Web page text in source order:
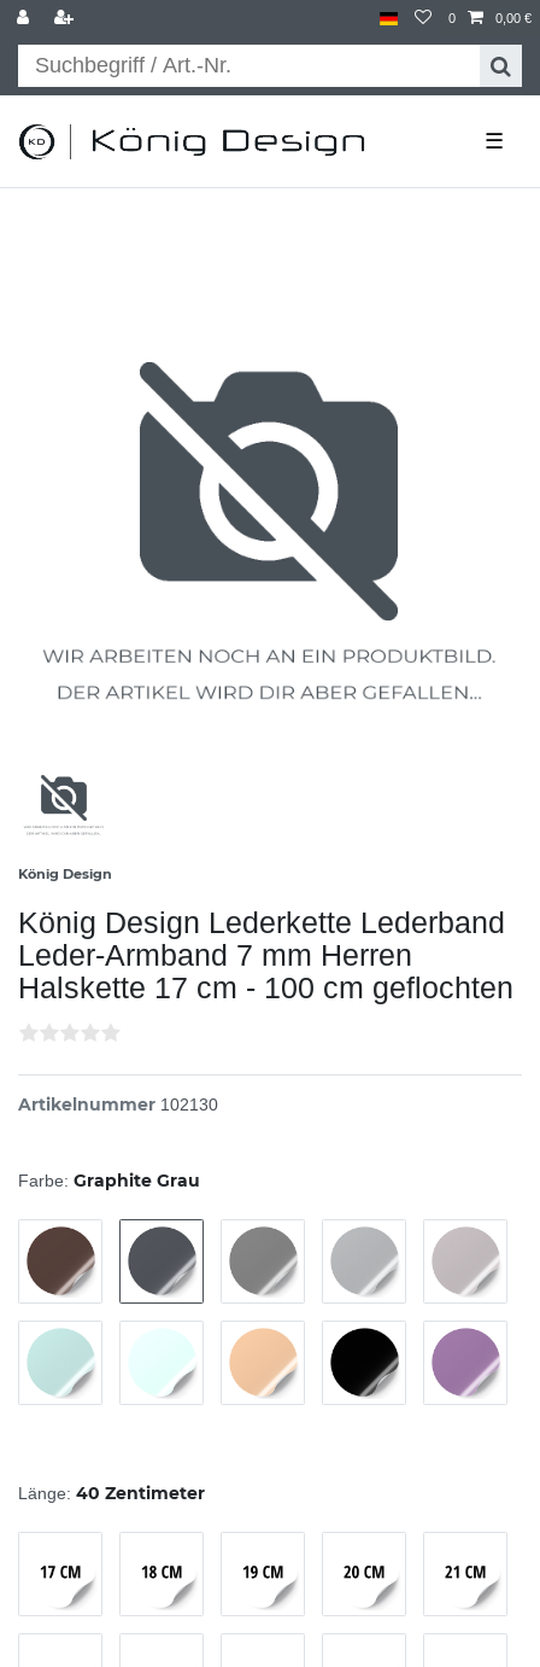
0 0,00 €
☰
König Design
König Design Lederkette Lederband
Leder-Armband 7 mm Herren
Halskette 17 cm - 100 cm geflochten
Artikelnummer 102130
Farbe: Graphite Grau
Länge: 40 Zentimeter